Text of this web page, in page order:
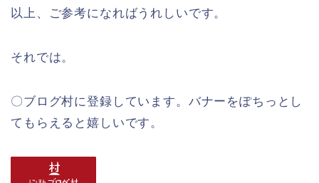
以上、ご参考になればうれしいです。
それでは。
〇ブログ村に登録しています。バナーをぽちっとし
てもらえると嬉しいです。